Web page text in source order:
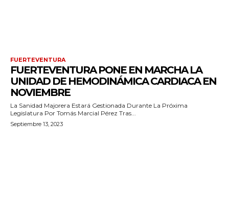
FUERTEVENTURA
FUERTEVENTURA PONE EN MARCHA LA
UNIDAD DE HEMODINÁMICA CARDIACA EN
NOVIEMBRE
La Sanidad Majorera Estará Gestionada Durante La Próxima
Legislatura Por Tomás Marcial Pérez Tras...
Septiembre 13, 2023